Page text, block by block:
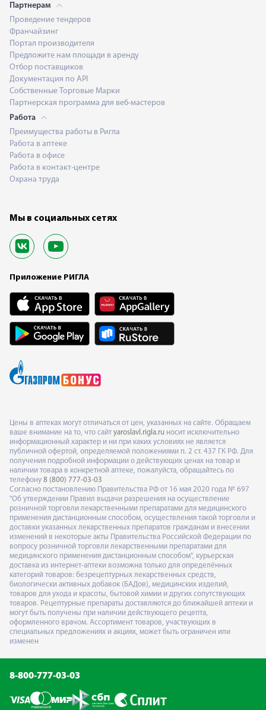
Партнерам
Проведение тендеров
Франчайзинг
Портал производителя
Предложите нам площади в аренду
Отбор поставщиков
Документация по API
Собственные Торговые Марки
Партнерская программа для веб-мастеров
Работа
Преимущества работы в Ригла
Работа в аптеке
Работа в офисе
Работа в контакт-центре
Охрана труда
Мы в социальных сетях
Приложение РИГЛА
Цены в аптеках могут отличаться от цен, указанных на сайте. Обращаем
ваше внимание на то, что сайт yaroslavl.rigla.ru носит исключительно
информационный характер и ни при каких условиях не является
публичной офертой, определяемой положениями п. 2 ст. 437 ГК РФ. Для
получения подробной информации о действующих ценах на товар и
наличии товара в конкретной аптеке, пожалуйста, обращайтесь по
телефону 8 (800) 777-03-03
Согласно постановлению Правительства РФ от 16 мая 2020 года № 697
"Об утверждении Правил выдачи разрешения на осуществление
розничной торговли лекарственными препаратами для медицинского
применения дистанционным способом, осуществления такой торговли и
доставки указанных лекарственных препаратов гражданам и внесении
изменений в некоторые акты Правительства Российской Федерации по
вопросу розничной торговли лекарственными препаратами для
медицинского применения дистанционным способом", курьерская
доставка из интернет-аптеки возможна только для определённых
категорий товаров: безрецептурных лекарственных средств,
биологически активных добавок (БАДов), медицинских изделий,
товаров для ухода и красоты, бытовой химии и других сопутствующих
товаров. Рецептурные препараты доставляются до ближайшей аптеки и
могут быть получены при наличии действующего рецепта,
оформленного врачом. Ассортимент товаров, участвующих в
специальных предложениях и акциях, может быть ограничен или
изменен
8-800-777-03-03